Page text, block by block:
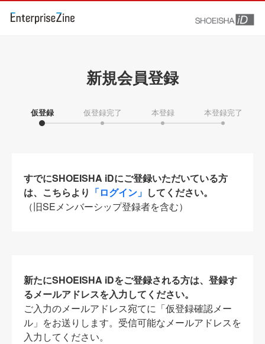
新規会員登録
仮登録 仮登録完了 本登録 本登録完了
すでにSHOEISHA iDにご登録いただいている方
は、こちらより 「ログイン」 してください。
（旧SEメンバーシップ登録者を含む）
新たにSHOEISHA iDをご登録される方は、登録す
るメールアドレスを入力してください。
ご入力のメールアドレス宛てに「仮登録確認メー
ル」をお送りします。受信可能なメールアドレスを
入力してください。